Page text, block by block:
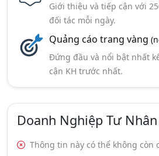
Giới thiệu và tiếp cận với
đối tác mỗi ngày.
Quảng cáo trang vàng
Đứng đầu và nổi bật nhất
cận KH trước nhất.
Doanh Nghiệp Tư
Thông tin này có thể không còn